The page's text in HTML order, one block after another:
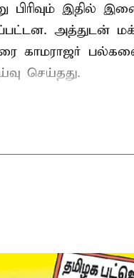
இதில்
அத்துடன்
காமராஜர்
செய்தது.